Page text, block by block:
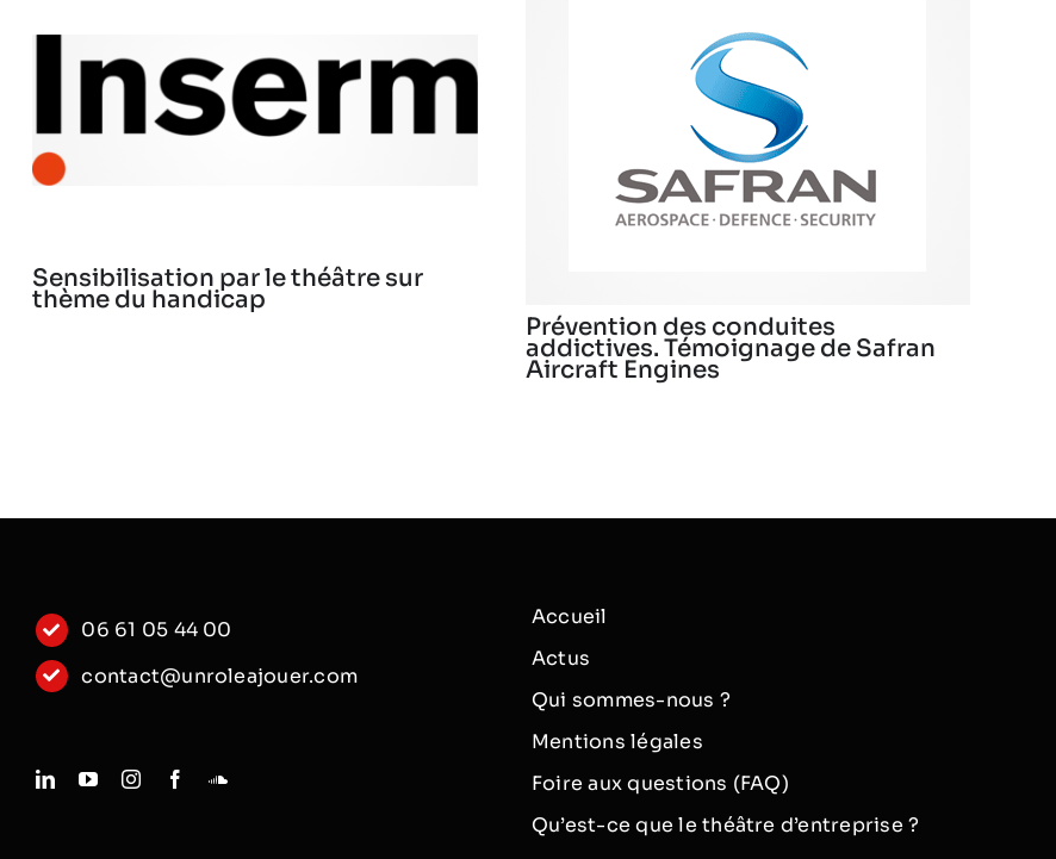
Sensibilisation par le théâtre sur
thème du handicap
Prévention des conduites
addictives. Témoignage de Safran
Aircraft Engines
06 61 05 44 00
contact@unroleajouer.com
Accueil
Actus
Qui sommes-nous ?
Mentions légales
Foire aux questions (FAQ)
Qu’est-ce que le théâtre d’entreprise ?